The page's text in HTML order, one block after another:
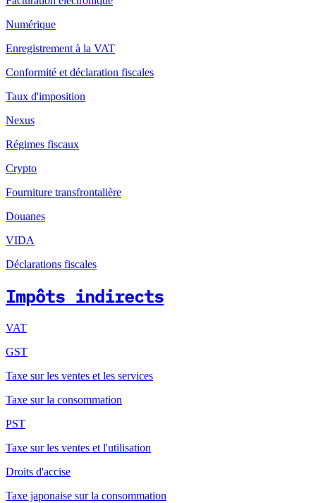
Numérique
Enregistrement à la VAT
Conformité et déclaration fiscales
Taux d'imposition
Nexus
Régimes fiscaux
Crypto
Fourniture transfrontalière
Douanes
VIDA
Déclarations fiscales
Impôts indirects
VAT
GST
Taxe sur les ventes et les services
Taxe sur la consommation
PST
Taxe sur les ventes et l'utilisation
Droits d'accise
Taxe japonaise sur la consommation